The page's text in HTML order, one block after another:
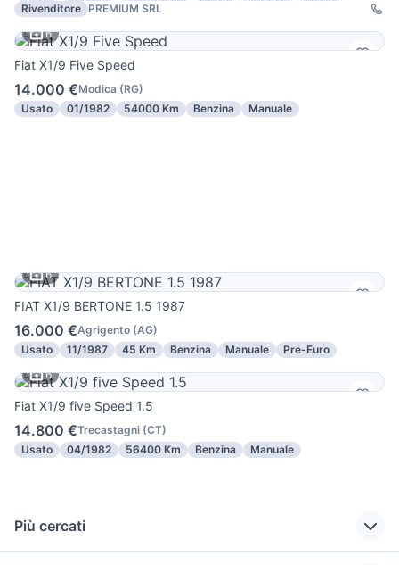
Rivenditore PREMIUM SRL
6
Fiat X1/9 Five Speed
14.000 €Modica (RG)
Usato
01/1982 54000 Km Benzina Manuale
6
FIAT X1/9 BERTONE 1.5 1987
16.000 €Agrigento (AG)
Usato
11/1987 45 Km Benzina Manuale
Pre-Euro
6
Fiat X1/9 five Speed 1.5
14.800 €Trecastagni (CT)
Usato
04/1982 56400 Km Benzina Manuale
Più cercati